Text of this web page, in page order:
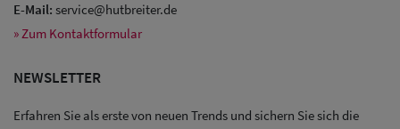
E-Mail: service@hutbreiter.de
» Zum Kontaktformular
NEWSLETTER
Erfahren Sie als erste von neuen Trends und sichern Sie sich die